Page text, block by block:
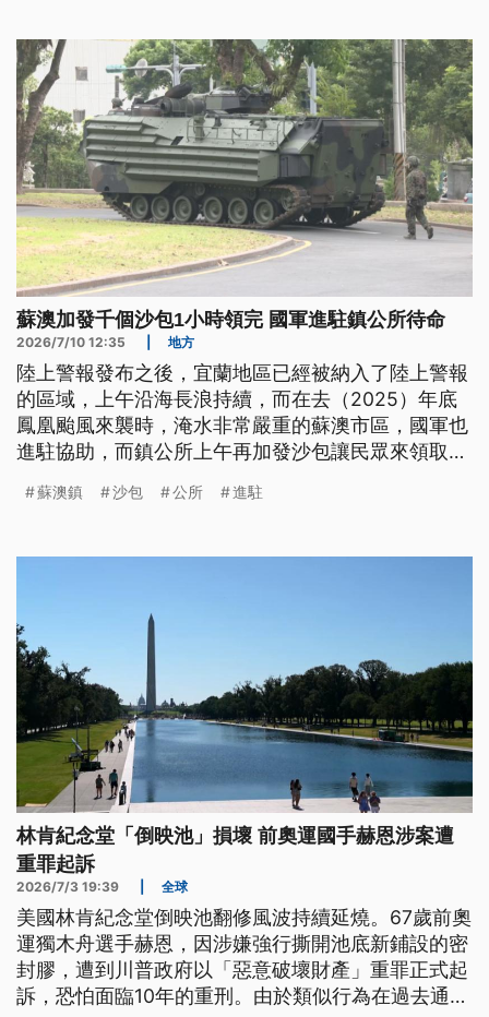
蘇澳加發千個沙包1小時領完 國軍進駐鎮公所待命
2026/7/10 12:35 地方
陸上警報發布之後，宜蘭地區已經被納入了陸上警報
的區域，上午沿海長浪持續，而在去（2025）年底
鳳凰颱風來襲時，淹水非常嚴重的蘇澳市區，國軍也
進駐協助，而鎮公所上午再加發沙包讓民眾來領取，
蘇澳鎮 沙包 公所 進駐
林肯紀念堂「倒映池」損壞 前奧運國手赫恩涉案遭
重罪起訴
2026/7/3 19:39 全球
美國林肯紀念堂倒映池翻修風波持續延燒。67歲前奧
運獨木舟選手赫恩，因涉嫌強行撕開池底新鋪設的密
封膠，遭到川普政府以「惡意破壞財產」重罪正式起
訴，恐怕面臨10年的重刑。由於類似行為在過去通常